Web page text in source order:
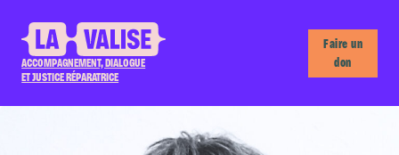
ACCOMPAGNEMENT, DIALOGUE
ET JUSTICE RÉPARATRICE
Faire un
don